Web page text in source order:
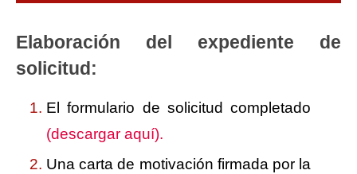
Elaboración del expediente de
solicitud:
El formulario de solicitud completado
(descargar aquí).
Una carta de motivación firmada por la